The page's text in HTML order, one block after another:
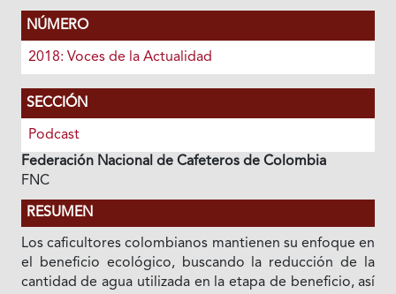
NÚMERO
2018: Voces de la Actualidad
SECCIÓN
Podcast
Federación Nacional de Cafeteros de Colombia
FNC
RESUMEN
Los caficultores colombianos mantienen su enfoque en
el beneficio ecológico, buscando la reducción de la
cantidad de agua utilizada en la etapa de beneficio, así